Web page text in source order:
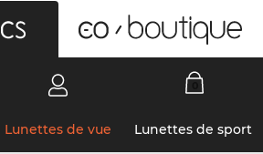
Lunettes de vue Lunettes de sport